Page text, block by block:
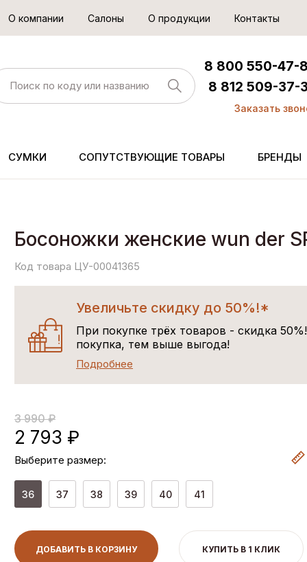
О компании Салоны О продукции Контакты
8 800 550-47-
8 812 509-37-
Заказать
СУМКИ СОПУТСТВУЮЩИЕ ТОВАРЫ БРЕНДЫ
Босоножки женские wun der
Код товара ЦУ-00041365
Увеличьте скидку до 50%!*
При покупке трёх товаров - скидка
покупка, тем выше выгода!
Подробнее
3 990 ₽
2 793 ₽
Выберите размер:
36 37 38 39 40 41
ДОБАВИТЬ В КОРЗИНУ КУПИТЬ В 1 КЛИК